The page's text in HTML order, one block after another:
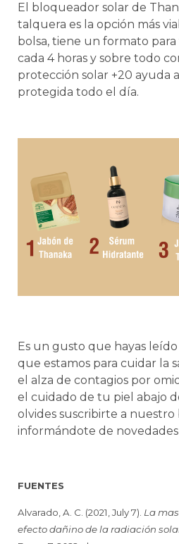
El bloqueador solar de
talquera es la opción más
bolsa, tiene un formato
cada 4 horas y sobre todo
protección solar +20 ayuda
protegida todo el día.
Es un gusto que hayas
que estamos para cuidar la
el alza de contagios por
el cuidado de tu piel abajo
olvides suscribirte a nuestro
informándote de
FUENTES
Alvarado, A. C. (2021, July 7). La
efecto dañino de la radiación